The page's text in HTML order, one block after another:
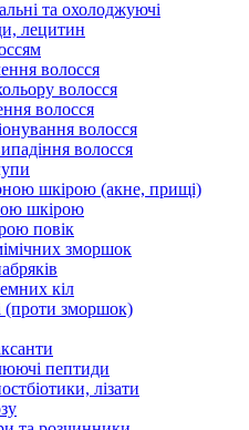
та охолоджуючі
лецитин
волосся
волосся
волосся
волосся
волосся
шкірою (акне, прищі)
шкірою
повік
зморшок
кіл
зморшок)
пептиди
лізати